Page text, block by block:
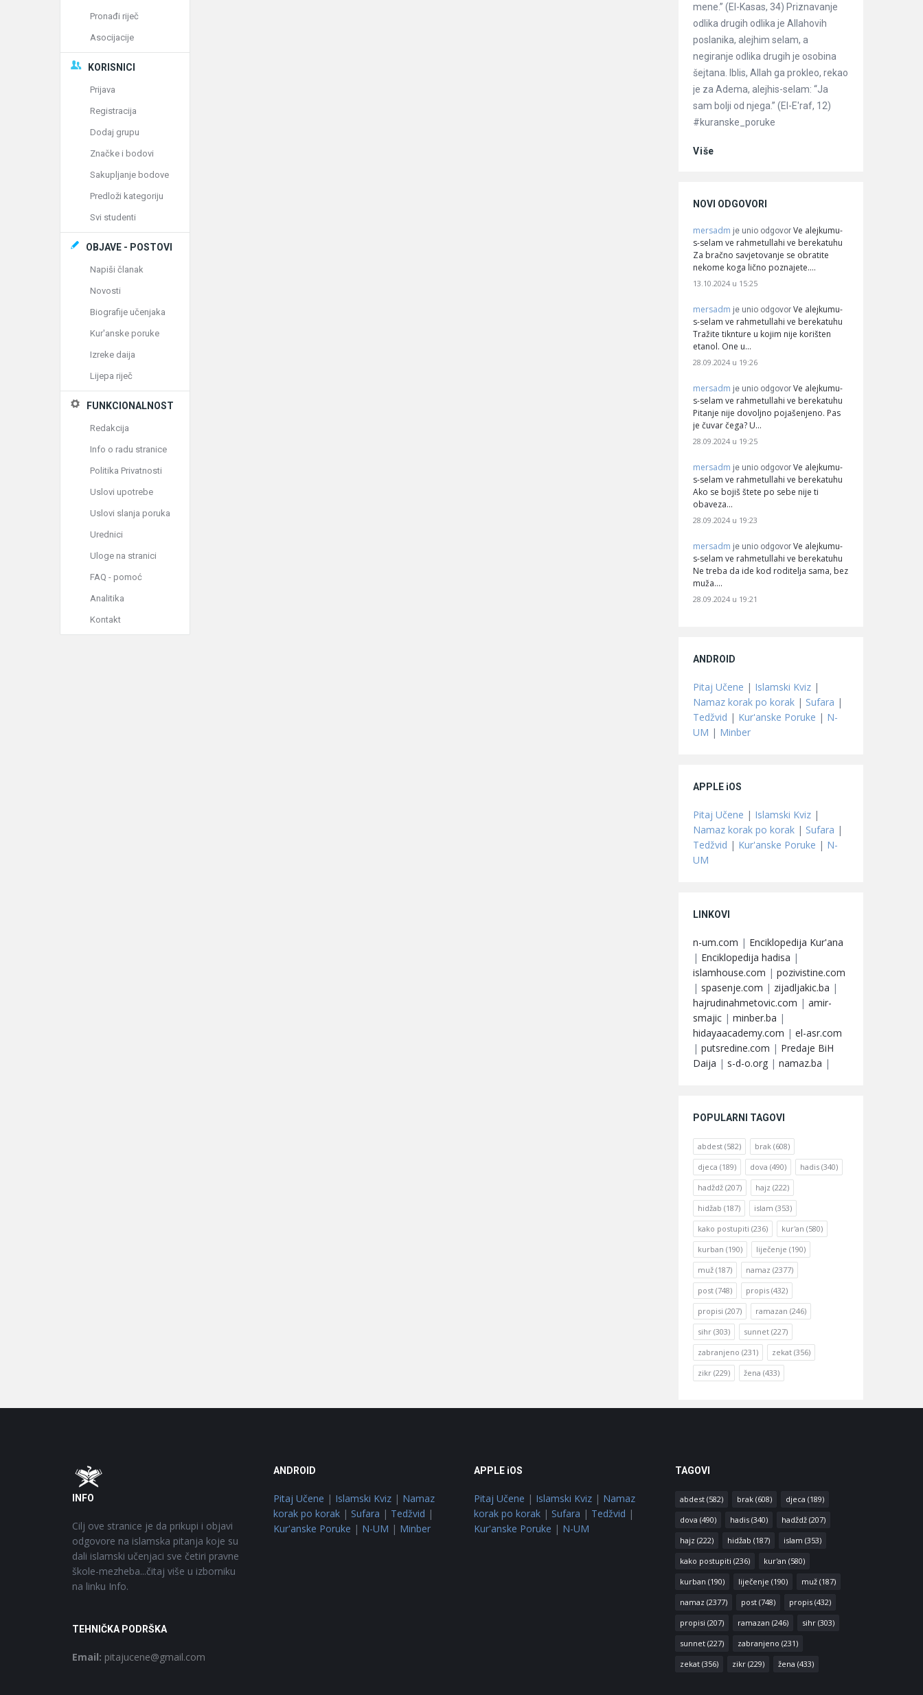
mene.” (El-Kasas, 34) Priznavanje
odlika drugih odlika je Allahovih
poslanika, alejhim selam, a
negiranje odlika drugih je osobina
šejtana. Iblis, Allah ga prokleo, rekao
je za Adema, alejhis-selam: “Ja
sam bolji od njega.” (El-E'raf, 12)
#kuranske_poruke
Više
NOVI ODGOVORI
mersadm je unio odgovor Ve alejkumu-
s-selam ve rahmetullahi ve berekatuhu
Za bračno savjetovanje se obratite
nekome koga lično poznajete.…
13.10.2024 u 15:25
mersadm je unio odgovor Ve alejkumu-
s-selam ve rahmetullahi ve berekatuhu
Tražite tiknture u kojim nije korišten
etanol. One u…
28.09.2024 u 19:26
mersadm je unio odgovor Ve alejkumu-
s-selam ve rahmetullahi ve berekatuhu
Pitanje nije dovoljno pojašenjeno. Pas
je čuvar čega? U…
28.09.2024 u 19:25
mersadm je unio odgovor Ve alejkumu-
s-selam ve rahmetullahi ve berekatuhu
Ako se bojiš štete po sebe nije ti
obaveza…
28.09.2024 u 19:23
mersadm je unio odgovor Ve alejkumu-
s-selam ve rahmetullahi ve berekatuhu
Ne treba da ide kod roditelja sama, bez
muža.…
28.09.2024 u 19:21
ANDROID
Pitaj Učene | Islamski Kviz |
Namaz korak po korak | Sufara |
Tedžvid | Kur'anske Poruke | N-
UM | Minber
APPLE iOS
Pitaj Učene | Islamski Kviz |
Namaz korak po korak | Sufara |
Tedžvid | Kur'anske Poruke | N-
UM
LINKOVI
n-um.com | Enciklopedija Kur'ana
| Enciklopedija hadisa |
islamhouse.com | pozivistine.com
| spasenje.com | zijadljakic.ba |
hajrudinahmetovic.com | amir-
smajic | minber.ba |
hidayaacademy.com | el-asr.com
| putsredine.com | Predaje BiH
Daija | s-d-o.org | namaz.ba |
POPULARNI TAGOVI
abdest (582) brak (608)
djeca (189) dova (490) hadis (340)
hadždž (207) hajz (222)
hidžab (187) islam (353)
kako postupiti (236) kur'an (580)
kurban (190) liječenje (190)
muž (187) namaz (2377)
post (748) propis (432)
propisi (207) ramazan (246)
sihr (303) sunnet (227)
zabranjeno (231) zekat (356)
zikr (229) žena (433)
Pronađi riječ
Asocijacije
KORISNICI
Prijava
Registracija
Dodaj grupu
Značke i bodovi
Sakupljanje bodove
Predloži kategoriju
Svi studenti
OBJAVE - POSTOVI
Napiši članak
Novosti
Biografije učenjaka
Kur'anske poruke
Izreke daija
Lijepa riječ
FUNKCIONALNOST
Redakcija
Info o radu stranice
Politika Privatnosti
Uslovi upotrebe
Uslovi slanja poruka
Urednici
Uloge na stranici
FAQ - pomoć
Analitika
Kontakt
Footer
INFO
Cilj ove stranice je da prikupi i objavi
odgovore na islamska pitanja koje su
dali islamski učenjaci sve četiri pravne
škole-mezheba...čitaj više u izborniku
na linku Info.
TEHNIČKA PODRŠKA
Email: pitajucene@gmail.com
ANDROID
Pitaj Učene | Islamski Kviz| Namaz
korak po korak| Sufara | Tedžvid |
Kur'anske Poruke | N-UM | Minber
APPLE iOS
Pitaj Učene | Islamski Kviz | Namaz
korak po korak | Sufara | Tedžvid |
Kur'anske Poruke | N-UM
TAGOVI
abdest(582) brak(608) djeca (189)
dova (490) hadis(340) hadždž(207)
hajz (222) hidžab (187) islam (353)
kako postupiti (236) kur'an (580)
kurban (190) liječenje (190) muž(187)
namaz (2377) post(748) propis(432)
propisi (207) ramazan (246) sihr(303)
sunnet(227) zabranjeno (231)
zekat(356) zikr(229) žena (433)